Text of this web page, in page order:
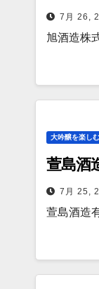
7月 26,
旭酒造株
大吟醸を楽し
萱島酒
7月 25,
萱島酒造